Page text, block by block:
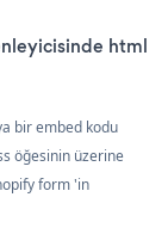
html
bir embed kodu
öğesinin üzerine
form 'in